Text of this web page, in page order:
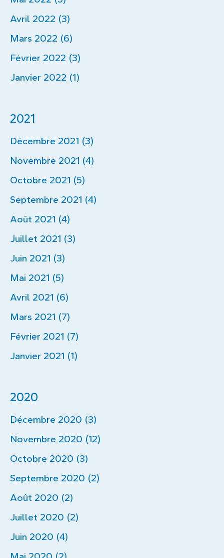
Avril 2022 (3)
Mars 2022 (6)
Février 2022 (3)
Janvier 2022 (1)
2021
Décembre 2021 (3)
Novembre 2021 (4)
Octobre 2021 (5)
Septembre 2021 (4)
Août 2021 (4)
Juillet 2021 (3)
Juin 2021 (3)
Mai 2021 (5)
Avril 2021 (6)
Mars 2021 (7)
Février 2021 (7)
Janvier 2021 (1)
2020
Décembre 2020 (3)
Novembre 2020 (12)
Octobre 2020 (3)
Septembre 2020 (2)
Août 2020 (2)
Juillet 2020 (2)
Juin 2020 (4)